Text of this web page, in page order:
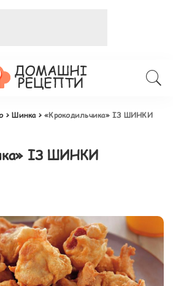
>Шинка>«Крокодильчика» ІЗ ШИНКИ
ІЗ ШИНКИ